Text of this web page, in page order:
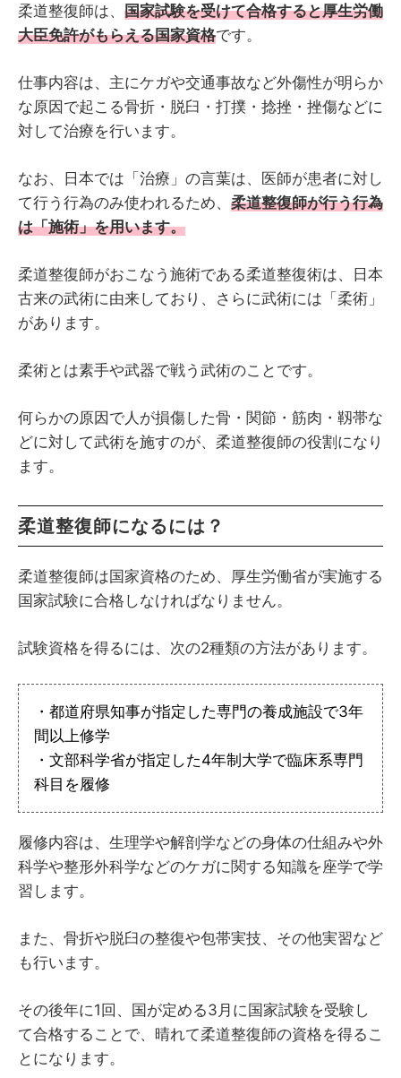
柔道整復師は、 国家試験を受けて合格すると厚生労働
大臣免許がもらえる国家資格です。
仕事内容は、主にケガや交通事故など外傷性が明らか
な原因で起こる骨折・脱臼・打撲・捻挫・挫傷などに
対して治療を行います。
なお、日本では「治療」の言葉は、医師が患者に対し
て行う行為のみ使われるため、 柔道整復師が行う行為
は「施術」を用います。
柔道整復師がおこなう施術である柔道整復術は、日本
古来の武術に由来しており、さらに武術には「柔術」
があります。
柔術とは素手や武器で戦う武術のことです。
何らかの原因で人が損傷した骨・関節・筋肉・靱帯な
どに対して武術を施すのが、柔道整復師の役割になり
ます。
柔道整復師になるには？
柔道整復師は国家資格のため、厚生労働省が実施する
国家試験に合格しなければなりません。
試験資格を得るには、次の2種類の方法があります。
・都道府県知事が指定した専門の養成施設で3年
間以上修学
・文部科学省が指定した4年制大学で臨床系専門
科目を履修
履修内容は、生理学や解剖学などの身体の仕組みや外
科学や整形外科学などのケガに関する知識を座学で学
習します。
また、骨折や脱臼の整復や包帯実技、その他実習など
も行います。
その後年に1回、国が定める3月に国家試験を受験し
て合格することで、晴れて柔道整復師の資格を得るこ
とになります。